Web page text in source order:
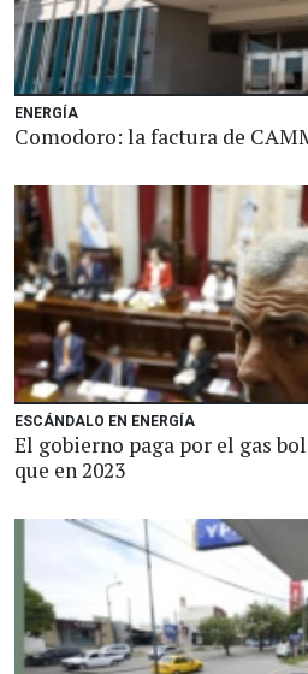
ENERGÍA
Comodoro: la factura de
ESCÁNDALO EN ENERGÍA
El gobierno paga por el gas
que en 2023